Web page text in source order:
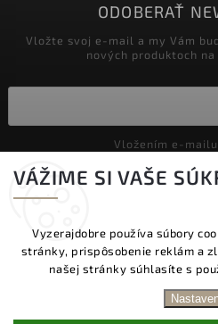
VÁŽIME SI VAŠE
Vyzerajdobre používa súbory
stránky, prispôsobenie reklám a
našej stránky súhlasíte s
DOPRAVA ZADARMO NAD 60 € |
PRACOVNÝCH DŇOCH DO 24
VÝMENA TOVARU | ZĽAVA 10 %
ODOBERAŤ
Vložte svoj e-mail a my Vám
nových produktoch
Copyright 2026Vyzeraj dobre
Upraviť
Shoptet|